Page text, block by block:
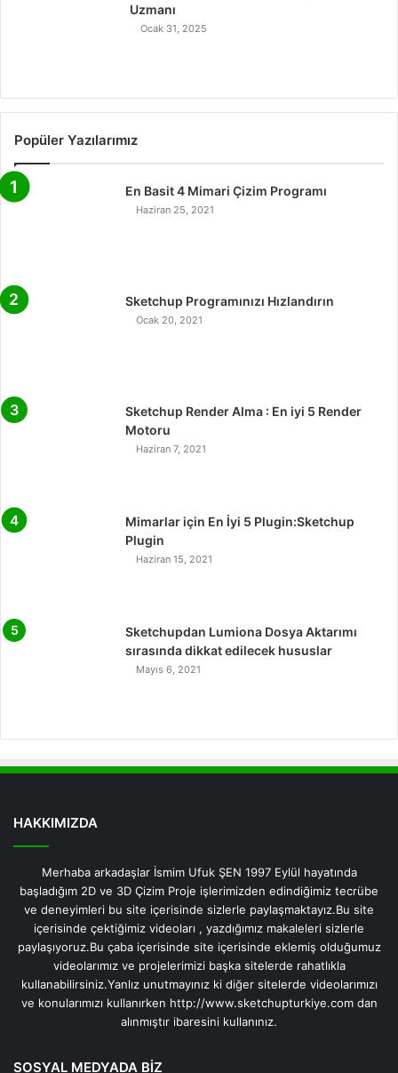
Uzmanı
Ocak 31, 2025
Popüler Yazılarımız
En Basit 4 Mimari Çizim Programı
Haziran 25, 2021
Sketchup Programınızı Hızlandırın
Ocak 20, 2021
Sketchup Render Alma : En iyi 5 Render
Motoru
Haziran 7, 2021
Mimarlar için En İyi 5 Plugin:Sketchup
Plugin
Haziran 15, 2021
Sketchupdan Lumiona Dosya Aktarımı
sırasında dikkat edilecek hususlar
Mayıs 6, 2021
HAKKIMIZDA
Merhaba arkadaşlar İsmim Ufuk ŞEN 1997 Eylül hayatında
başladığım 2D ve 3D Çizim Proje işlerimizden edindiğimiz tecrübe
ve deneyimleri bu site içerisinde sizlerle paylaşmaktayız.Bu site
içerisinde çektiğimiz videoları , yazdığımız makaleleri sizlerle
paylaşıyoruz.Bu çaba içerisinde site içerisinde eklemiş olduğumuz
videolarımız ve projelerimizi başka sitelerde rahatlıkla
kullanabilirsiniz.Yanlız unutmayınız ki diğer sitelerde videolarımızı
ve konularımızı kullanırken http://www.sketchupturkiye.com dan
alınmıştır ibaresini kullanınız.
SOSYAL MEDYADA BİZ